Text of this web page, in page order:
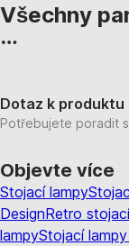
Všechny
…
Dotaz k produktu
Potřebujete poradit
Objevte více
Stojací lampy
DesignRetro
lampyStojací